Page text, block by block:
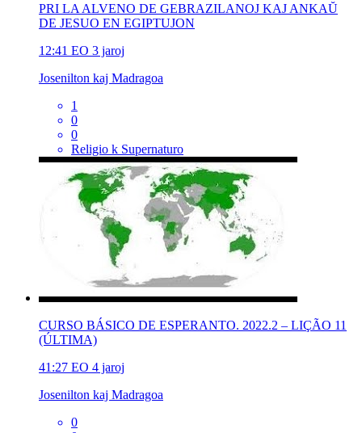
PRI LA ALVENO DE GEBRAZILANOJ KAJ ANKAŬ
DE JESUO EN EGIPTUJON
12:41 EO 3 jaroj
Josenilton kaj Madragoa
1
0
0
Religio k Supernaturo
CURSO BÁSICO DE ESPERANTO. 2022.2 – LIÇÃO 11
(ÚLTIMA)
41:27 EO 4 jaroj
Josenilton kaj Madragoa
0